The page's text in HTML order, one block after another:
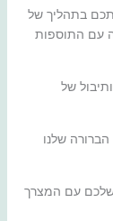
בתהליך של
עם התוספות
של
שלנו
שלכם עם המצרך